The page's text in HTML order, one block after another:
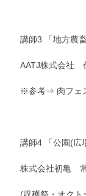
講師3 「地方農
AATJ株式会社
※参考⇒ 肉フ
講師4 「公園(広
株式会社初亀